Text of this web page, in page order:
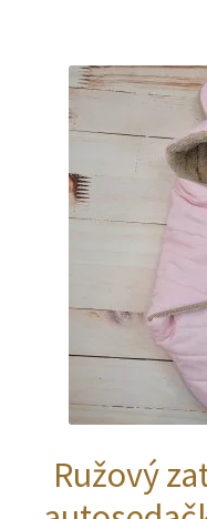
Ružový